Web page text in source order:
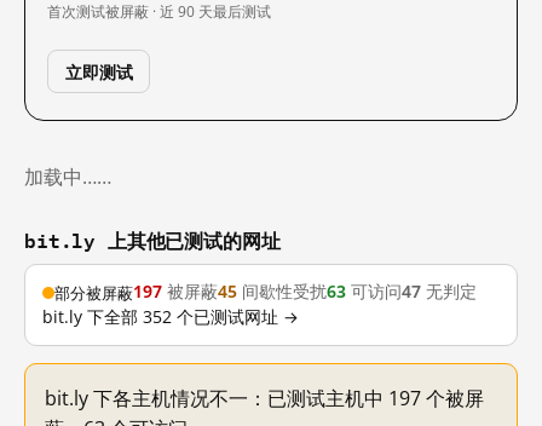
首次测试被屏蔽 · 近 90 天最后测试
立即测试
加载中……
bit.ly 上其他已测试的网址
部分被屏蔽197 被屏蔽45 间歇性受扰63 可访问47 无判定
bit.ly 下全部 352 个已测试网址 →
bit.ly 下各主机情况不一：已测试主机中 197 个被屏